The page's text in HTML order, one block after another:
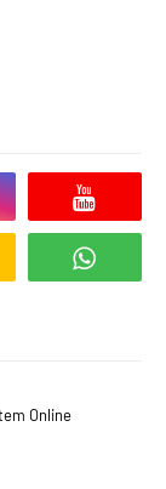
Online